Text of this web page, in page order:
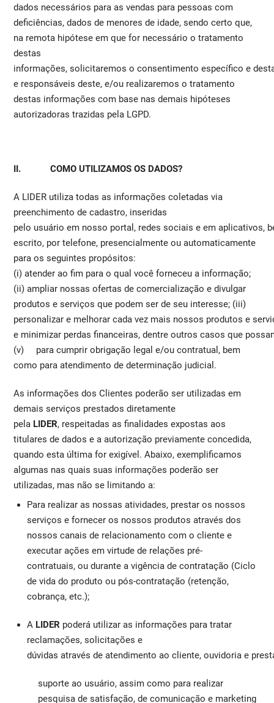
dados necessários para as vendas para pessoas com
deficiências, dados de menores de idade, sendo certo que,
na remota hipótese em que for necessário o tratamento
destas
informações, solicitaremos o consentimento específico e
e responsáveis deste, e/ou realizaremos o tratamento
destas informações com base nas demais hipóteses
autorizadoras trazidas pela LGPD.
II. COMO UTILIZAMOS OS DADOS?
A LIDER utiliza todas as informações coletadas via
preenchimento de cadastro, inseridas
pelo usuário em nosso portal, redes sociais e em aplicativos,
escrito, por telefone, presencialmente ou automaticamente
para os seguintes propósitos:
(i) atender ao fim para o qual você forneceu a informação;
(ii) ampliar nossas ofertas de comercialização e divulgar
produtos e serviços que podem ser de seu interesse; (iii)
personalizar e melhorar cada vez mais nossos produtos e
e minimizar perdas financeiras, dentre outros casos que
(v) para cumprir obrigação legal e/ou contratual, bem
como para atendimento de determinação judicial.
As informações dos Clientes poderão ser utilizadas em
demais serviços prestados diretamente
pela LIDER, respeitadas as finalidades expostas aos
titulares de dados e a autorização previamente concedida,
quando esta última for exigível. Abaixo, exemplificamos
algumas nas quais suas informações poderão ser
utilizadas, mas não se limitando a:
Para realizar as nossas atividades, prestar os nossos
serviços e fornecer os nossos produtos através dos
nossos canais de relacionamento com o cliente e
executar ações em virtude de relações pré-
contratuais, ou durante a vigência de contratação (Ciclo
de vida do produto ou pós-contratação (retenção,
cobrança, etc.);
A LIDER poderá utilizar as informações para tratar
reclamações, solicitações e
dúvidas através de atendimento ao cliente, ouvidoria e
suporte ao usuário, assim como para realizar
pesquisa de satisfação, de comunicação e marketing